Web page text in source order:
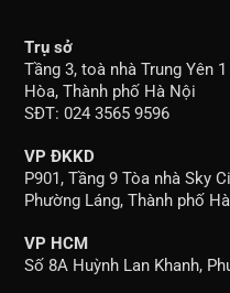
Trụ sở
Tầng 3, toà nhà Trung Yên
Hòa, Thành phố Hà Nội
SĐT: 024 3565 9596
VP ĐKKD
P901, Tầng 9 Tòa nhà Sky
Phường Láng, Thành phố
VP HCM
Số 8A Huỳnh Lan Khanh,